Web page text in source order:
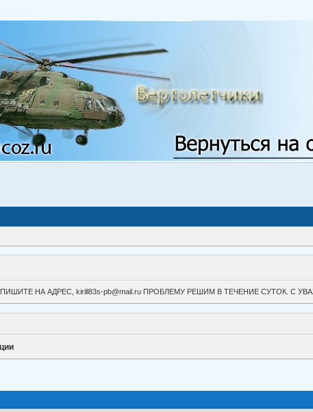
НА АДРЕС, kirill83s-pb@mail.ru ПРОБЛЕМУ РЕШИМ В ТЕЧЕНИЕ СУТОК. С